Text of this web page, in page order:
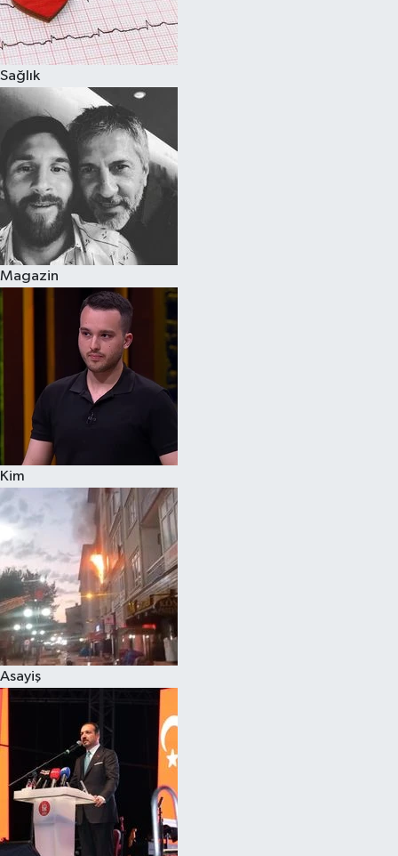
Sağlık
Magazin
Kim
Asayiş
Spor
Çocuk
Eğitim
Hava Durumu
Kadın
Kim kimdir?
Kültür Sanat
Sağlık
Siyaset
Teknoloji
Televizyon
Yaşam-Çevre